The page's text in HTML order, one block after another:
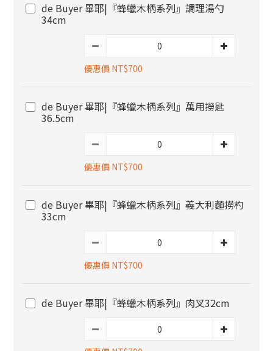
de Buyer 畢耶|『蜂蠟木柄系列』調理湯勺
34cm
優惠價 NT$700
de Buyer 畢耶|『蜂蠟木柄系列』萬用撈匙
36.5cm
優惠價 NT$700
de Buyer 畢耶|『蜂蠟木柄系列』義大利麵撈杓
33cm
優惠價 NT$700
de Buyer 畢耶|『蜂蠟木柄系列』肉叉32cm